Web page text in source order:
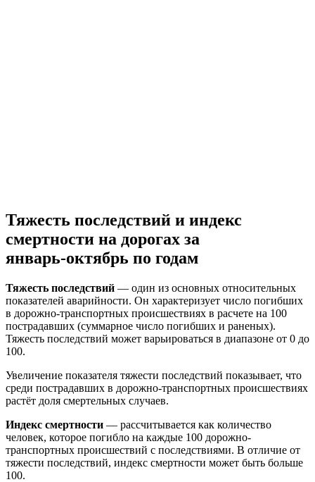
Тяжесть последствий и индекс
смертности на дорогах за
январь-октябрь по годам
Тяжесть последствий — один из основных относительных
показателей аварийности. Он характеризует число погибших
в дорожно-транспортных происшествиях в расчете на 100
пострадавших (суммарное число погибших и раненых).
Тяжесть последствий может варьироваться в диапазоне от 0 до
100.
Увеличение показателя тяжести последствий показывает, что
среди пострадавших в дорожно-транспортных происшествиях
растёт доля смертельных случаев.
Индекс смертности — рассчитывается как количество
человек, которое погибло на каждые 100 дорожно-
транспортных происшествий с последствиями. В отличие от
тяжести последствий, индекс смертности может быть больше
100.